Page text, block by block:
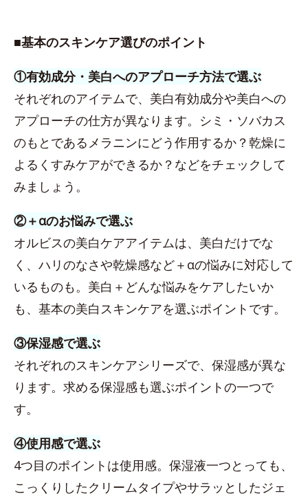
■基本のスキンケア選びのポイント
①有効成分・美白へのアプローチ方法で選ぶ
それぞれのアイテムで、美白有効成分や美白への
アプローチの仕方が異なります。シミ・ソバカス
のもとであるメラニンにどう作用するか？乾燥に
よるくすみケアができるか？などをチェックして
みましょう。
②＋αのお悩みで選ぶ
オルビスの美白ケアアイテムは、美白だけでな
く、ハリのなさや乾燥感など＋αの悩みに対応して
いるものも。美白＋どんな悩みをケアしたいか
も、基本の美白スキンケアを選ぶポイントです。
③保湿感で選ぶ
それぞれのスキンケアシリーズで、保湿感が異な
ります。求める保湿感も選ぶポイントの一つで
す。
④使用感で選ぶ
4つ目のポイントは使用感。保湿液一つとっても、
こっくりしたクリームタイプやサラッとしたジェ